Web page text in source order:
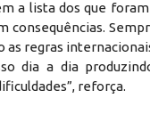
a lista dos que
consequências.
as regras
dia a dia
reforça.